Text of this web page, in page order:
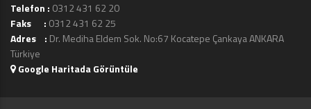
Telefon : 0312 431 62 20
Faks : 0312 431 62 25
Adres : Dr. Mediha Eldem Sok. No:67 Kocatepe Çankaya ANKARA
Türkiye
Google Haritada Görüntüle